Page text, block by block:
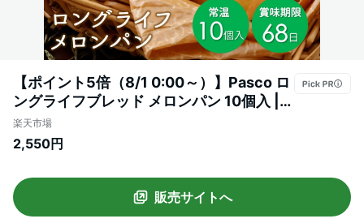
【ポイント5倍（8/1 0:00～）】Pasco ロ
ングライフブレッド メロンパン 10個入 |
パスコ パン 菓子パン ロングライフ パン 長
持ち 日持ち 長期保存 常温 ローリングスト
おやつ 送料無料
楽天市場
2,550円
販売サイトへ